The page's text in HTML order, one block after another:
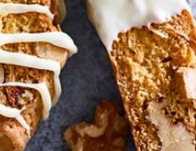
afkoelen.
in de chocolade en trek